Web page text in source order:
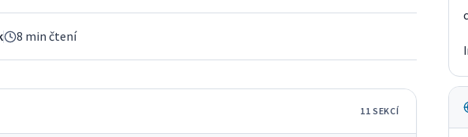
8 min čtení
11 SEKCÍ